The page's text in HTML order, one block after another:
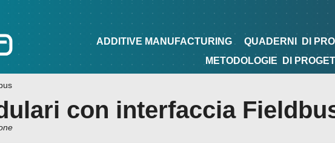
QUADERNI DI PROGETTAZIONE TIPS&TRICKS
ADDITIVE MANUFACTURING QUADERNI DI
METODOLOGIE
DI
con interfaccia